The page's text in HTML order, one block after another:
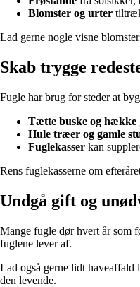
Blomster og urter
Lad gerne nogle visne
Skab trygge
Fugle har brug for steder at
Tætte buske og hække
Hule træer og gamle
Fuglekasser kan
Rens fuglekasserne om
Undgå gift og
Mange fugle dør hvert år som
fuglene lever af.
Lad også gerne lidt
den levende.